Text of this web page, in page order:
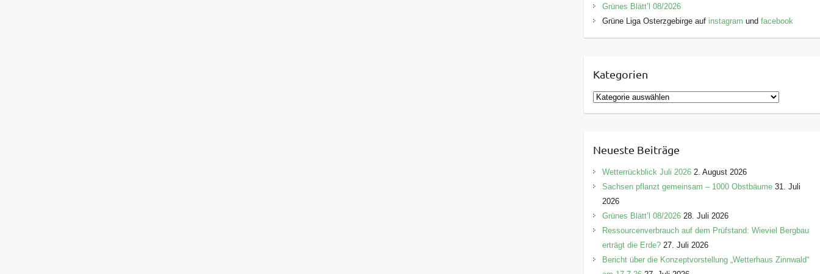
Grünes Blätt’l 08/2026
Grüne Liga Osterzgebirge auf instagram und facebook
Kategorien
K
a
g
o
r
e
n
Neueste Beiträge
Wetterrückblick Juli 2026 2. August 2026
Sachsen pflanzt gemeinsam – 1000 Obstbäume 31. Juli
2026
Grünes Blätt’l 08/2026 28. Juli 2026
Ressourcenverbrauch auf dem Prüfstand: Wieviel Bergbau
erträgt die Erde? 27. Juli 2026
Bericht über die Konzeptvorstellung „Wetterhaus Zinnwald“